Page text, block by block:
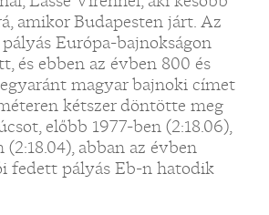
amikor Budapesten járt. Az
Európa-bajnokságon
és ebben az évben 800 és
magyar bajnoki címet
kétszer döntötte meg
előbb 1977-ben (2:18.06),
abban az évben
fedett pályás Eb-n hatodik